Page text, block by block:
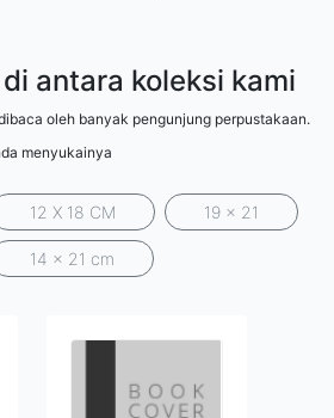
antara koleksi kami
oleh banyak pengunjung perpustakaan.
menyukainya
12 X 18 CM 19 x 21
14 x 21 cm